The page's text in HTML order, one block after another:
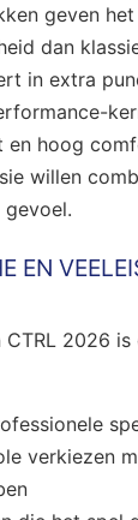
geven
dan
in extra
en hoog
willen
EN
2026
verkiezen